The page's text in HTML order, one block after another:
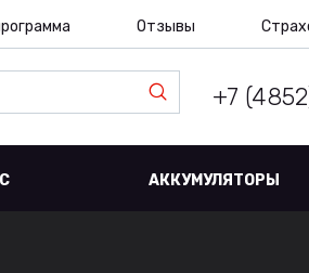
Отзывы
+7
АККУМУЛЯТОРЫ